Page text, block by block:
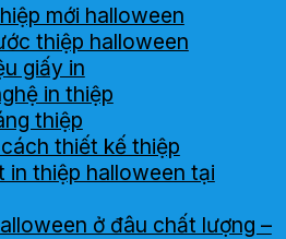
mới halloween
thiệp halloween
giấy in
in thiệp
thiệp
thiết kế thiệp
in thiệp halloween tại
ở đâu chất lượng –